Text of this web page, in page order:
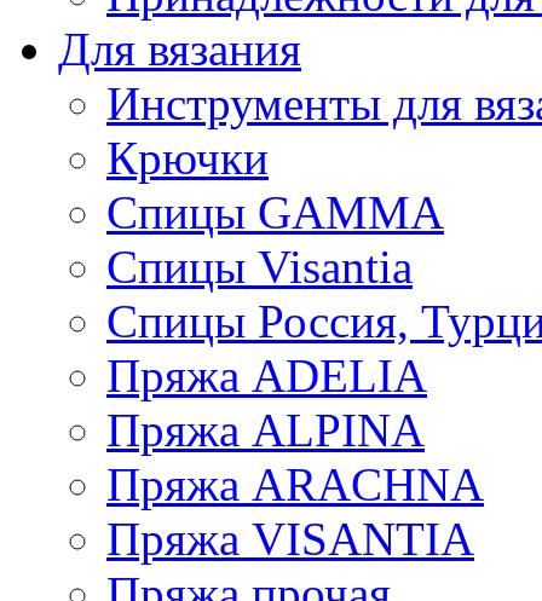
Для вязания
Инструменты для
Крючки
Спицы GAMMA
Спицы Visantia
Спицы Россия,
Пряжа ADELIA
Пряжа ALPINA
Пряжа ARACHNA
Пряжа VISANTIA